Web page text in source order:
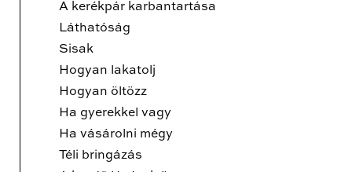
A kerékpár karbantartása
Láthatóság
Sisak
Hogyan lakatolj
Hogyan öltözz
Ha gyerekkel vagy
Ha vásárolni mégy
Téli bringázás